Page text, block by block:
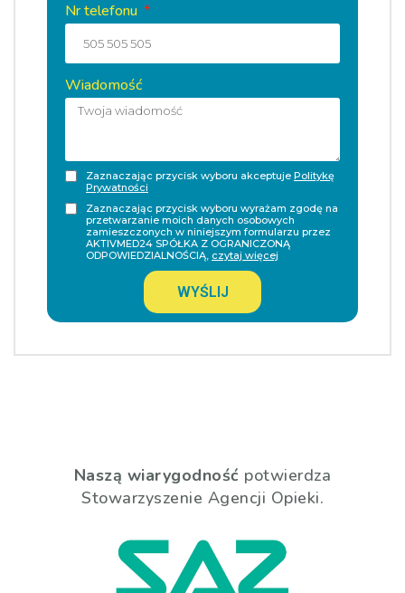
Nr telefonu
Wiadomość
Zaznaczając przycisk wyboru akceptuje Politykę
Prywatności
Zaznaczając przycisk wyboru wyrażam zgodę na
przetwarzanie moich danych osobowych
zamieszczonych w niniejszym formularzu przez
AKTIVMED24 SPÓŁKA Z OGRANICZONĄ
ODPOWIEDZIALNOŚCIĄ, czytaj więcej
WYŚLIJ
Naszą wiarygodność potwierdza
Stowarzyszenie Agencji Opieki.